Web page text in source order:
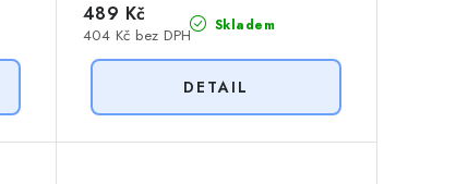
Skladem
404 Kč bez DPH
489 Kč